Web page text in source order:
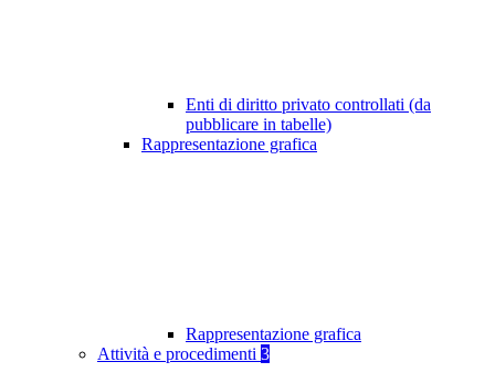
Enti di diritto privato controllati (da
pubblicare in tabelle)
Rappresentazione grafica
Rappresentazione grafica
Attività e procedimenti 3